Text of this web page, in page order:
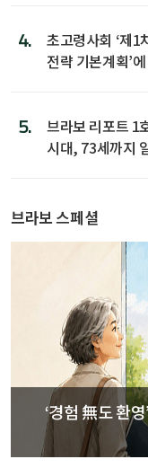
4.
초고령사회 ‘제1
전략 기본계획’
5.
브라보 리포트 1
시대, 73세까지
브라보 스페셜
‘경험 無도 환영’